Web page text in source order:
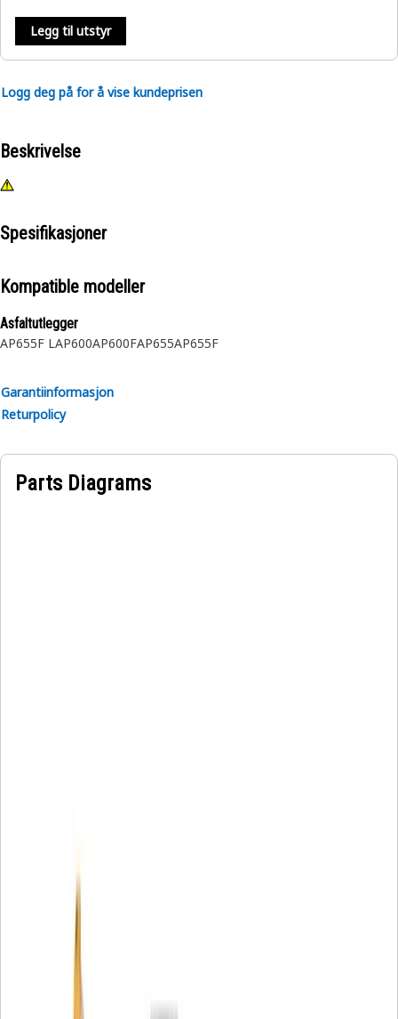
Legg til utstyr
Logg deg på for å vise kundeprisen
Beskrivelse
Spesifikasjoner
Kompatible modeller
Asfaltutlegger
AP655F LAP600AP600FAP655AP655F
Garantiinformasjon
Returpolicy
Parts Diagrams